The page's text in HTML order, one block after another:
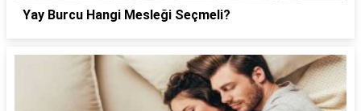
Yay Burcu Hangi Mesleği Seçmeli?